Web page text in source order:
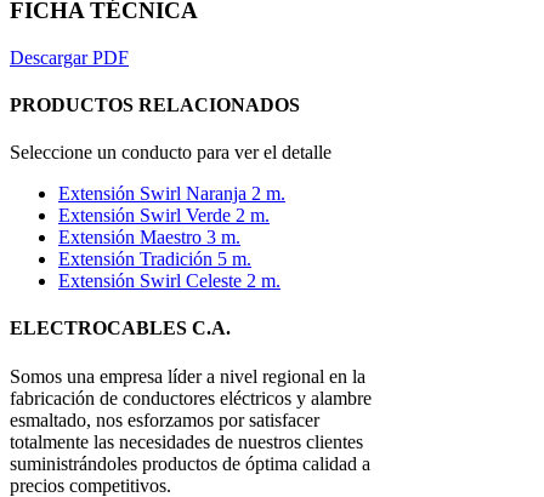
FICHA TÉCNICA
Descargar PDF
PRODUCTOS RELACIONADOS
Seleccione un conducto para ver el detalle
Extensión Swirl Naranja 2 m.
Extensión Swirl Verde 2 m.
Extensión Maestro 3 m.
Extensión Tradición 5 m.
Extensión Swirl Celeste 2 m.
ELECTROCABLES C.A.
Somos una empresa líder a nivel regional en la
fabricación de conductores eléctricos y alambre
esmaltado, nos esforzamos por satisfacer
totalmente las necesidades de nuestros clientes
suministrándoles productos de óptima calidad a
precios competitivos.